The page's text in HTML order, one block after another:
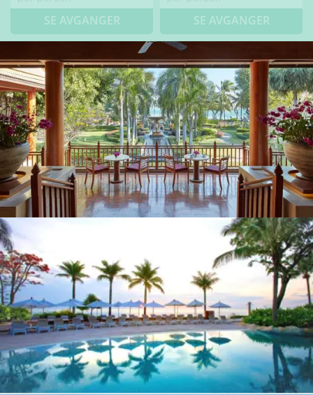
SE AVGANGER SE AVGANGER